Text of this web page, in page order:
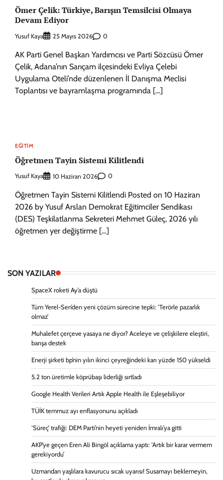
Ömer Çelik: Türkiye, Barışın Temsilcisi Olmaya
Devam Ediyor
Yusuf Kaya 25 Mayıs 2026 0
AK Parti Genel Başkan Yardımcısı ve Parti Sözcüsü Ömer
Çelik, Adana’nın Sarıçam ilçesindeki Evliya Çelebi
Uygulama Oteli’nde düzenlenen İl Danışma Meclisi
Toplantısı ve bayramlaşma programında […]
EĞITIM
Öğretmen Tayin Sistemi Kilitlendi
Yusuf Kaya 10 Haziran 2026 0
Öğretmen Tayin Sistemi Kilitlendi Posted on 10 Haziran
2026 by Yusuf Arslan Demokrat Eğitimciler Sendikası
(DES) Teşkilatlanma Sekreteri Mehmet Güleç, 2026 yılı
öğretmen yer değiştirme […]
SON YAZILAR
SpaceX roketi Ay’a düştü
Tüm Yerel-Sen’den yeni çözüm sürecine tepki: ‘Terörle pazarlık
olmaz’
Muhalefet çerçeve yasaya ne diyor? Aceleye ve çelişkilere eleştiri,
barışa destek
Enerji şirketi bp’nin yılın ikinci çeyreğindeki karı yüzde 150 yükseldi
5.2 ton üretimle köprübaşı liderliği sırtladı
Google Health Verileri Artık Apple Health ile Eşleşebiliyor
TÜİK temmuz ayı enflasyonunu açıkladı
‘Süreç’ trafiği: DEM Parti’nin heyeti yeniden İmralı’ya gitti
AKP’ye geçen Eren Ali Bingöl açıklama yaptı: ‘Artık bir karar vermem
gerekiyordu’
Uzmandan yaşlılara kavurucu sıcak uyarısı! Susamayı beklemeyin,